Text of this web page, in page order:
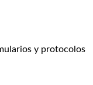
y protocolos